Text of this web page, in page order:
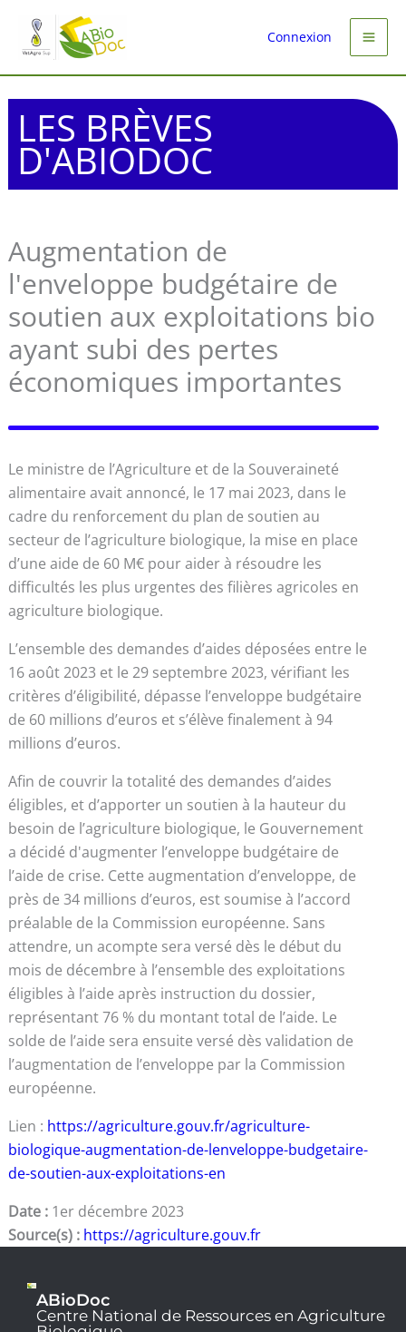
contenu
Connexion
LES BRÈVES
D'ABIODOC
Augmentation de
l'enveloppe budgétaire de
soutien aux exploitations bio
ayant subi des pertes
économiques importantes
Le ministre de l’Agriculture et de la Souveraineté
alimentaire avait annoncé, le 17 mai 2023, dans le
cadre du renforcement du plan de soutien au
secteur de l’agriculture biologique, la mise en place
d’une aide de 60 M€ pour aider à résoudre les
difficultés les plus urgentes des filières agricoles en
agriculture biologique.
L’ensemble des demandes d’aides déposées entre le
16 août 2023 et le 29 septembre 2023, vérifiant les
critères d’éligibilité, dépasse l’enveloppe budgétaire
de 60 millions d’euros et s’élève finalement à 94
millions d’euros.
Afin de couvrir la totalité des demandes d’aides
éligibles, et d’apporter un soutien à la hauteur du
besoin de l’agriculture biologique, le Gouvernement
a décidé d'augmenter l’enveloppe budgétaire de
l’aide de crise. Cette augmentation d’enveloppe, de
près de 34 millions d’euros, est soumise à l’accord
préalable de la Commission européenne. Sans
attendre, un acompte sera versé dès le début du
mois de décembre à l’ensemble des exploitations
éligibles à l’aide après instruction du dossier,
représentant 76 % du montant total de l’aide. Le
solde de l’aide sera ensuite versé dès validation de
l’augmentation de l’enveloppe par la Commission
européenne.
Lien : https://agriculture.gouv.fr/agriculture-
biologique-augmentation-de-lenveloppe-budgetaire-
de-soutien-aux-exploitations-en
Date : 1er décembre 2023
Source(s) : https://agriculture.gouv.fr
ABioDoc
Centre National de Ressources en Agriculture